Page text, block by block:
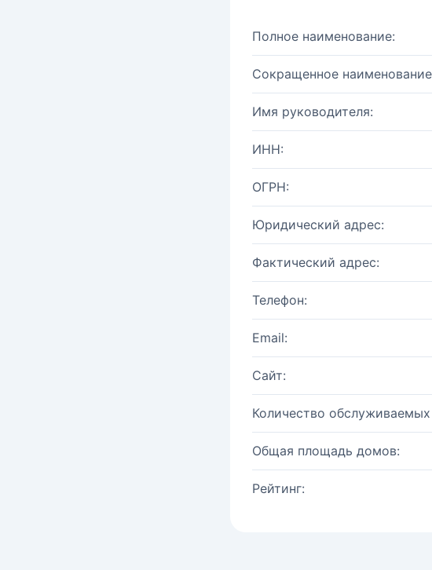
Полное наименование:
Сокращенное
Имя руководителя:
ИНН:
ОГРН:
Юридический адрес:
Фактический адрес:
Телефон:
Email:
Сайт:
Количество
Общая площадь домов:
Рейтинг: